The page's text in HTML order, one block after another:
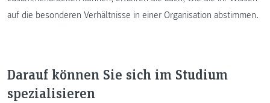
auf die besonderen Verhältnisse in einer Organisation abstimmen.
Darauf können Sie sich im Studium
spezialisieren